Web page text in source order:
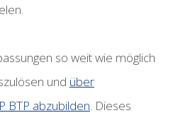
so weit wie möglich
und über
BTP abzubilden. Dieses